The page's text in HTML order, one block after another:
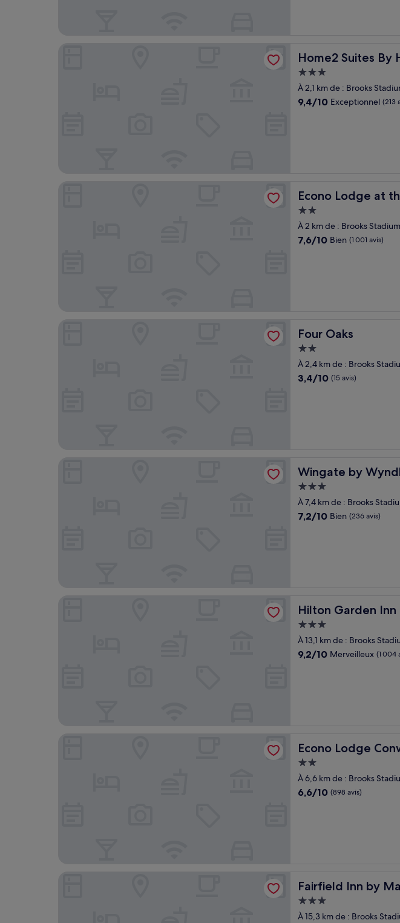
Home2 Suites By
Home2 Suites By
Hébergement
3.0 étoiles
À 2,1 km de : Brooks
9.4
9,4/10 Exceptionnel (213
Econo Lodge at
Econo Lodge at the
Hébergement
2.0 étoiles
À 2 km de : Brooks Stadium
7.6
7,6/10 Bien (1 001 avis)
Four Oaks
Four Oaks
Hébergement
2.0 étoiles
À 2,4 km de : Brooks
3.4
3,4/10 (15 avis)
Wingate by
Wingate by Wyndham
Hébergement
3.0 étoiles
À 7,4 km de : Brooks
7.2
7,2/10 Bien (236 avis)
Hilton Garden
Hilton Garden Inn
Hébergement
3.0 étoiles
À 13,1 km de : Brooks
9.2
9,2/10 Merveilleux (1 004
Hilton Garden Inn Myrtle Beach/Coastal Grand Mall
Econo Lodge
Econo Lodge Conway
Hébergement
2.0 étoiles
À 6,6 km de : Brooks
6.6
6,6/10 (898 avis)
Fairfield Inn by
Fairfield Inn by
Hébergement
3.0 étoiles
À 15,3 km de : Brooks
Fairfield Inn by Marriott Myrtle Beach Broadway at the Beach